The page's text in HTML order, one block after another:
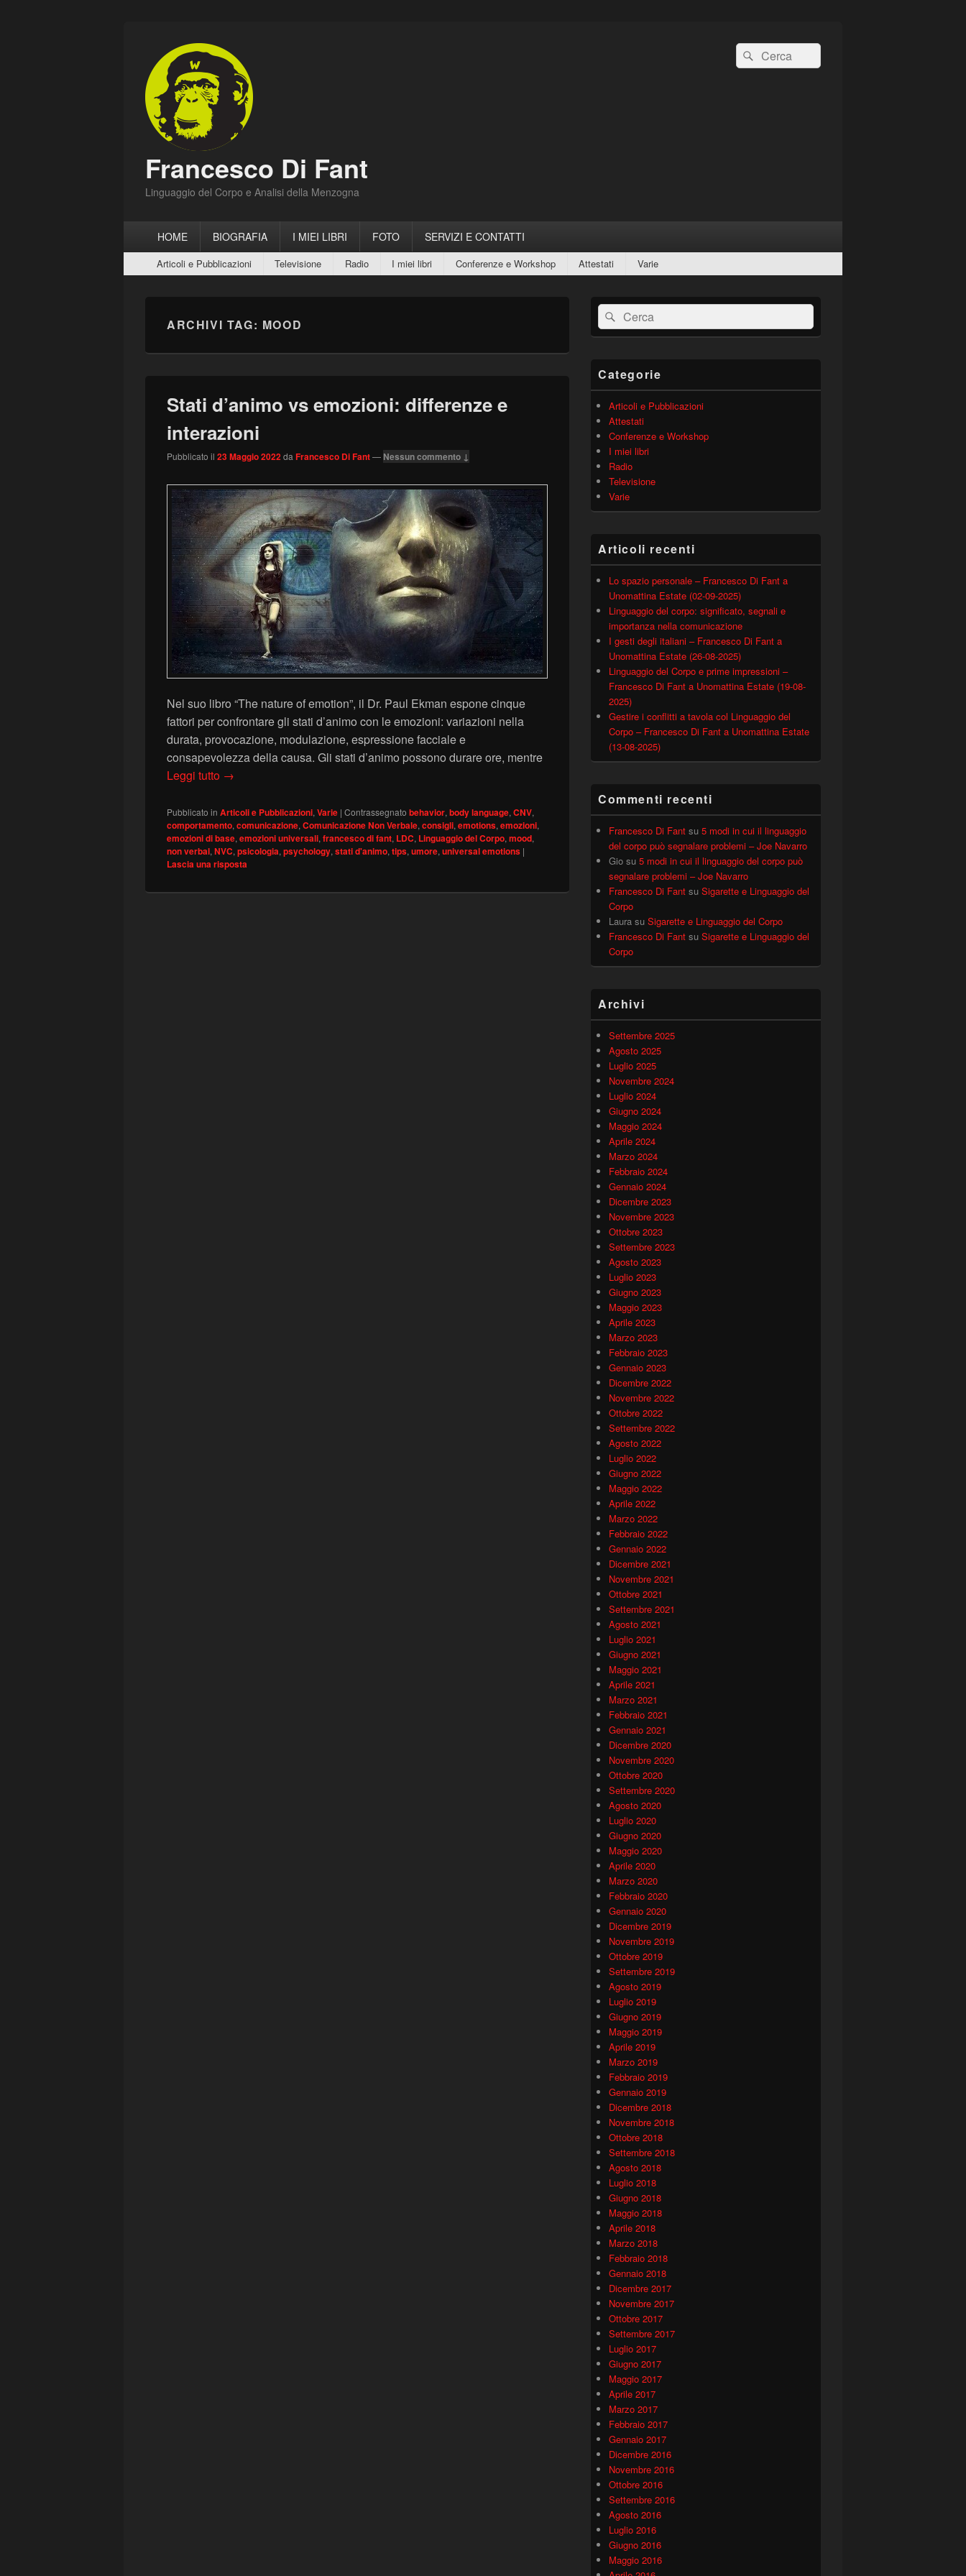
Francesco Di Fant
Linguaggio del Corpo e Analisi della Menzogna
Cerca:Cerca
principaleHOME BIOGRAFIA I MIEI LIBRI FOTO SERVIZI E CONTATTI
secondario
Articoli e Pubblicazioni Televisione Radio I miei libri Conferenze e Workshop Attestati Varie
ARCHIVI TAG: MOOD
Stati d’animo vs emozioni: differenze e
interazioni
Pubblicato il 23 Maggio 2022da Francesco Di Fant— Nessun commento ↓
Nel suo libro “The nature of emotion”, il Dr. Paul Ekman espone cinque
fattori per confrontare gli stati d’animo con le emozioni: variazioni nella
durata, provocazione, modulazione, espressione facciale e
consapevolezza della causa. Gli stati d’animo possono durare ore, mentre
Leggi tutto Stati d’animo vs emozioni: differenze e interazioni
→
Pubblicato in Articoli e Pubblicazioni, Varie | Contrassegnato behavior, body language, CNV,
comportamento, comunicazione, Comunicazione Non Verbale, consigli, emotions, emozioni,
emozioni di base, emozioni universali, francesco di fant, LDC, Linguaggio del Corpo, mood,
non verbal, NVC, psicologia, psychology, stati d'animo, tips, umore, universal emotions |
Lascia una risposta
Area
widget
barra
laterale
Cerca:Cerca
Categorie
Articoli e Pubblicazioni
Attestati
Conferenze e Workshop
I miei libri
Radio
Televisione
Varie
Articoli recenti
Lo spazio personale – Francesco Di Fant a
Unomattina Estate (02-09-2025)
Linguaggio del corpo: significato, segnali e
importanza nella comunicazione
I gesti degli italiani – Francesco Di Fant a
Unomattina Estate (26-08-2025)
Linguaggio del Corpo e prime impressioni –
Francesco Di Fant a Unomattina Estate (19-08-
2025)
Gestire i conflitti a tavola col Linguaggio del
Corpo – Francesco Di Fant a Unomattina Estate
(13-08-2025)
Commenti recenti
Francesco Di Fant su 5 modi in cui il linguaggio
del corpo può segnalare problemi – Joe Navarro
Gio su 5 modi in cui il linguaggio del corpo può
segnalare problemi – Joe Navarro
Francesco Di Fant su Sigarette e Linguaggio del
Corpo
Laura su Sigarette e Linguaggio del Corpo
Francesco Di Fant su Sigarette e Linguaggio del
Corpo
Archivi
Settembre 2025
Agosto 2025
Luglio 2025
Novembre 2024
Luglio 2024
Giugno 2024
Maggio 2024
Aprile 2024
Marzo 2024
Febbraio 2024
Gennaio 2024
Dicembre 2023
Novembre 2023
Ottobre 2023
Settembre 2023
Agosto 2023
Luglio 2023
Giugno 2023
Maggio 2023
Aprile 2023
Marzo 2023
Febbraio 2023
Gennaio 2023
Dicembre 2022
Novembre 2022
Ottobre 2022
Settembre 2022
Agosto 2022
Luglio 2022
Giugno 2022
Maggio 2022
Aprile 2022
Marzo 2022
Febbraio 2022
Gennaio 2022
Dicembre 2021
Novembre 2021
Ottobre 2021
Settembre 2021
Agosto 2021
Luglio 2021
Giugno 2021
Maggio 2021
Aprile 2021
Marzo 2021
Febbraio 2021
Gennaio 2021
Dicembre 2020
Novembre 2020
Ottobre 2020
Settembre 2020
Agosto 2020
Luglio 2020
Giugno 2020
Maggio 2020
Aprile 2020
Marzo 2020
Febbraio 2020
Gennaio 2020
Dicembre 2019
Novembre 2019
Ottobre 2019
Settembre 2019
Agosto 2019
Luglio 2019
Giugno 2019
Maggio 2019
Aprile 2019
Marzo 2019
Febbraio 2019
Gennaio 2019
Dicembre 2018
Novembre 2018
Ottobre 2018
Settembre 2018
Agosto 2018
Luglio 2018
Giugno 2018
Maggio 2018
Aprile 2018
Marzo 2018
Febbraio 2018
Gennaio 2018
Dicembre 2017
Novembre 2017
Ottobre 2017
Settembre 2017
Luglio 2017
Giugno 2017
Maggio 2017
Aprile 2017
Marzo 2017
Febbraio 2017
Gennaio 2017
Dicembre 2016
Novembre 2016
Ottobre 2016
Settembre 2016
Agosto 2016
Luglio 2016
Giugno 2016
Maggio 2016